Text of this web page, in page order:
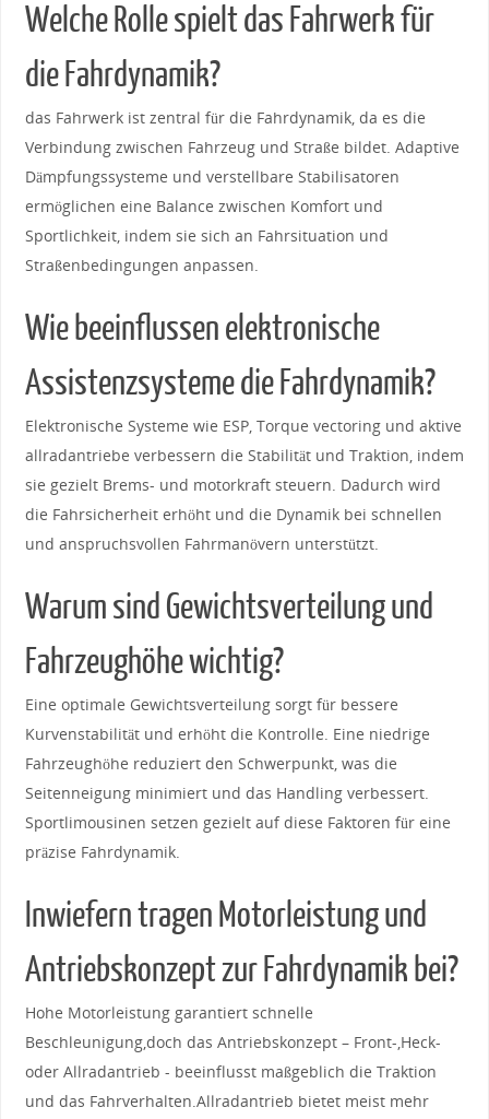
Welche Rolle spielt das Fahrwerk für
die Fahrdynamik?
das Fahrwerk⁣ ist zentral für die Fahrdynamik, da ‌es die
Verbindung zwischen Fahrzeug und Straße bildet. Adaptive ​
Dämpfungssysteme und verstellbare Stabilisatoren
ermöglichen ⁢eine Balance zwischen Komfort ‍und
Sportlichkeit,‍ indem sie sich an‍ Fahrsituation und⁣
Straßenbedingungen anpassen.
Wie beeinflussen⁤ elektronische
Assistenzsysteme die⁢ Fahrdynamik?
Elektronische Systeme wie ESP, Torque‌ vectoring und aktive
allradantriebe⁤ verbessern die Stabilität und Traktion, indem
sie gezielt Brems- und motorkraft steuern. Dadurch wird
die Fahrsicherheit erhöht und die‌ Dynamik bei schnellen
und anspruchsvollen Fahrmanövern unterstützt.
Warum sind Gewichtsverteilung und
Fahrzeughöhe wichtig?
Eine optimale Gewichtsverteilung sorgt für bessere
Kurvenstabilität und erhöht die Kontrolle. Eine ⁣niedrige
Fahrzeughöhe reduziert den Schwerpunkt, was die‍
Seitenneigung minimiert und das ⁣Handling verbessert.
Sportlimousinen setzen gezielt auf diese Faktoren für eine
präzise Fahrdynamik.
Inwiefern tragen ‌Motorleistung und
Antriebskonzept zur Fahrdynamik bei?
Hohe Motorleistung garantiert schnelle
Beschleunigung,doch das Antriebskonzept – Front-,Heck-
oder Allradantrieb ‌- beeinflusst ⁢maßgeblich die Traktion
und das Fahrverhalten.Allradantrieb⁤ bietet meist⁤ mehr